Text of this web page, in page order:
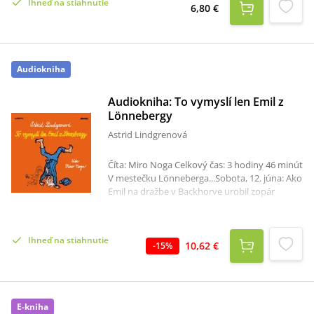
optimisticky.
6,80 €
Audiokniha
Audiokniha: To vymyslí len Emil z
Lönnebergy
Astrid Lindgrenová
Číta: Miro Noga Celkový čas: 3 hodiny 46 minút
V mestečku Lönneberga...Sobota, 12. júna: Ako
Emil na dražbe v Backhorve urobil zopár
statočné pokusy vytrhnúť Line stoličku a
potom namaľoval malú Idku na krikľavo
modrú (1. - 3. časť)Utorok, 10. augusta: Ako
vyviedol takú hroznú vec, že sa o tom ťažko aj
Ihneď na stiahnutie -15% 10,62 €
E-kniha